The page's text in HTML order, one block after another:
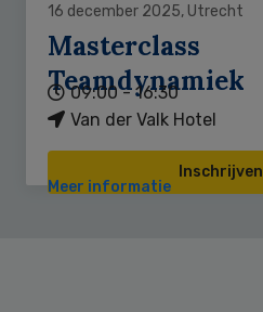
16 december 2025, Utrecht
Masterclass
Teamdynamiek
09:00 - 16:30
Van der Valk Hotel
Inschrijven
Meer informatie